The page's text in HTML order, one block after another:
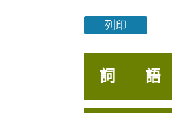
列印
詞 語